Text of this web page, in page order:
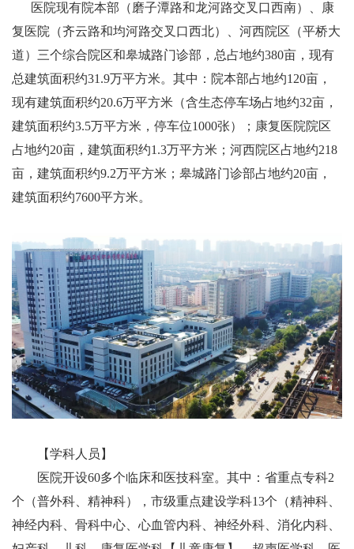
医院现有院本部 （ 磨子潭路和龙河路交叉口西南）
、康
复医院 （齐云路和均河路交叉口西北） 、河西院区 （平桥大
道） 三个综合院区和皋城路门诊部，总占地约380亩，现有
总建筑面积约31.9万平方米。其中：院本部占地约120亩，
现有建筑面积约20.6万平方米（含生态停车场占地约32亩，
建筑面积约3.5万平方米，停车位1000张）；康复医院院区
占地约20亩，建筑面积约1.3万平方米；河西院区占地约218
亩，建筑面积约9.2万平方米；皋城路门诊部占地约20亩，
建筑面积约7600平方米。
【学科人员】
医院开设60多个临床和医技科室。其中：省重点专科2
个（普外科、精神科），市级重点建设学科13个（精神科、
神经内科、 骨科中心、心血管内科、 神经外科、 消化内科、